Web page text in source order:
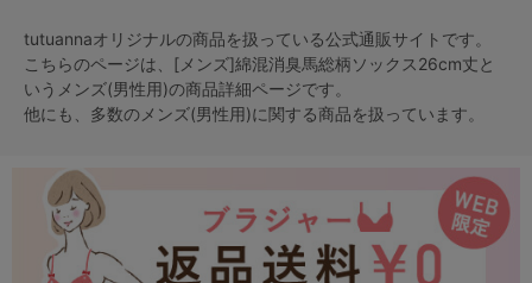
tutuannaオリジナルの商品を扱っている公式通販サイトです。
こちらのページは、[メンズ]綿混消臭馬総柄ソックス26cm丈と
いう メンズ(男性用)の商品詳細ページです。
他にも、多数の メンズ(男性用)に関する商品を扱っています。